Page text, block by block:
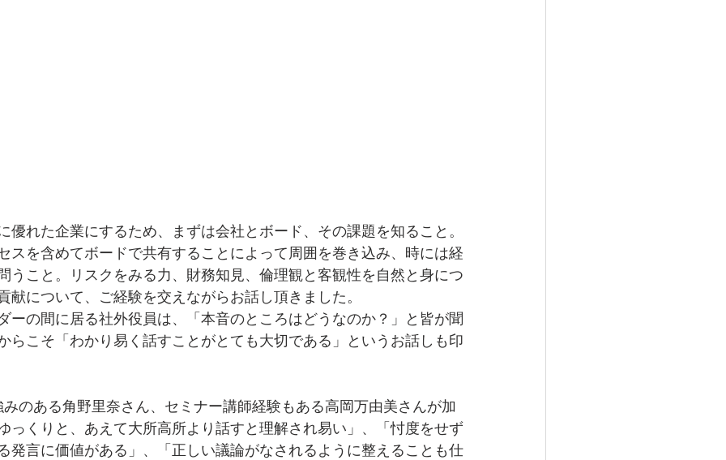
優れた企業にするため、まずは会社とボード、その課題を知ること。
スを含めてボードで共有することによって周囲を巻き込み、時には経
うこと。リスクをみる力、財務知見、倫理観と客観性を自然と身につ
献について、ご経験を交えながらお話し頂きました。
ーの間に居る社外役員は、「本音のところはどうなのか？」と皆が聞
らこそ「わかり易く話すことがとても大切である」というお話しも印
のある角野里奈さん、セミナー講師経験もある高岡万由美さんが加
っくりと、あえて大所高所より話すと理解され易い」、「忖度をせず
発言に価値がある」、「正しい議論がなされるように整えることも仕